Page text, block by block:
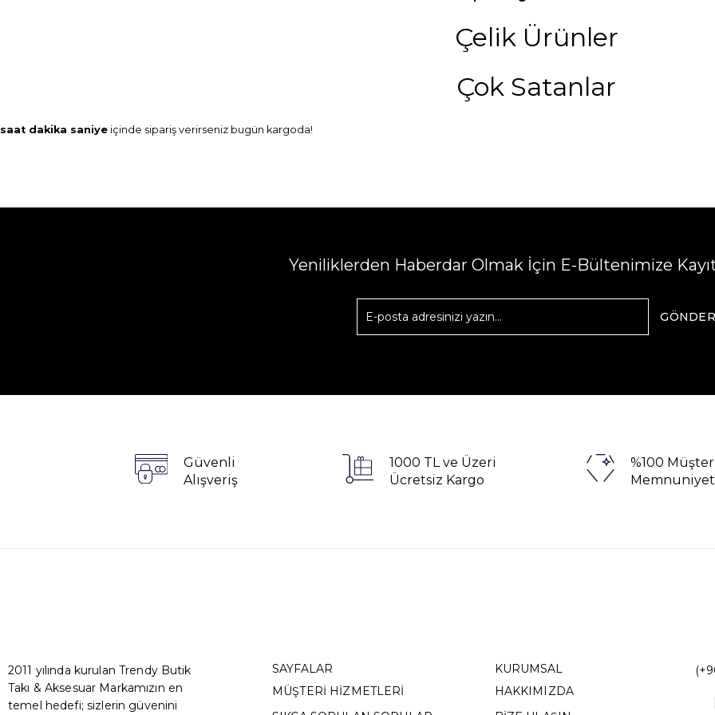
Çelik Ürünler
Çok Satanlar
saat dakika saniye içinde sipariş verirseniz bugün kargoda!
Yeniliklerden Haberdar Olmak İçin E-Bültenimize
GÖNDER
Güvenli
Alışveriş
1000 TL ve Üzeri
Ücretsiz Kargo
%100
2011 yılında kurulan Trendy Butik
Takı & Aksesuar Markamızın en
temel hedefi; sizlerin güvenini
SAYFALAR
MÜŞTERİ HİZMETLERİ
KURUMSAL
HAKKIMIZDA